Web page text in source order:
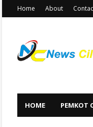
Home About
HOME PEMKOT